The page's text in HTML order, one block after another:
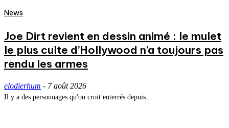
News
Joe Dirt revient en dessin animé : le mulet
le plus culte d’Hollywood n’a toujours pas
rendu les armes
elodierhum - 7 août 2026
Il y a des personnages qu'on croit enterrés depuis...